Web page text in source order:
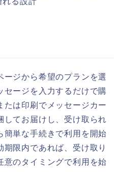
ージから希望のプランを選
セージを入力するだけで購
たは印刷でメッセージカー
してお届けし、受け取られ
簡単な手続きで利用を開始
限内であれば、受け取り
意のタイミングで利用を始